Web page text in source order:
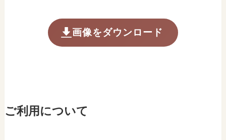
画像をダウンロード
ご利用について